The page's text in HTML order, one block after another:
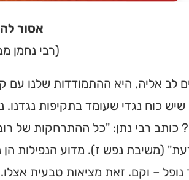
אסור
(רבי נחמן
לב אליה, היא ההתמודדות שלנו עם
כוח נגדי שעומד בתקיפות נגדנו.
רבי נתן: "כל ההתרחקות של
(משיבת נפש ז). מדוע הנפילות הן
– וקם. זאת מציאות טבעית